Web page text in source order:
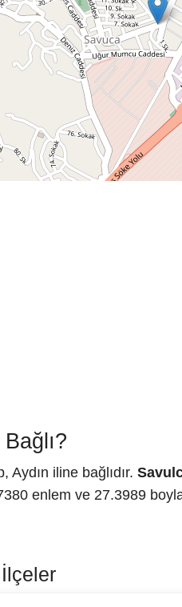
iline bağlıdır.
enlem ve 27.3989